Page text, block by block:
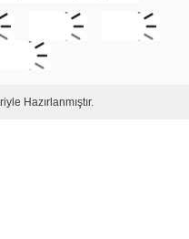
Hazırlanmıştır.